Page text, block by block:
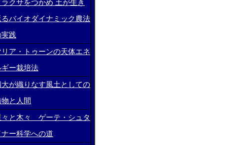
ラクサをつかめ 土が生き
るバイオダイナミック農法
実践
リア・トゥーンの天体エネ
ギー栽培法
大が織りなす風土としての
物と人間
々と木々 ゲーテ・シュタ
ナー科学への道